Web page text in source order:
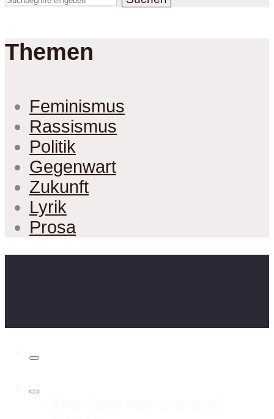
Themen
Feminismus
Rassismus
Politik
Gegenwart
Zukunft
Lyrik
Prosa